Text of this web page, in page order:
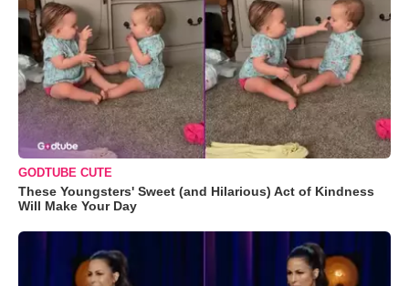
GODTUBE CUTE
These Youngsters' Sweet (and Hilarious) Act of Kindness
Will Make Your Day